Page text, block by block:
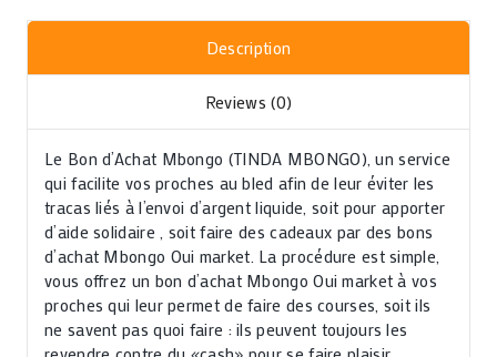
Description
Reviews (0)
Le Bon d’Achat Mbongo (TINDA MBONGO), un service
qui facilite vos proches au bled afin de leur éviter les
tracas liés à l’envoi d’argent liquide, soit pour apporter
d’aide solidaire , soit faire des cadeaux par des bons
d’achat Mbongo Oui market. La procédure est simple,
vous offrez un bon d’achat Mbongo Oui market à vos
proches qui leur permet de faire des courses, soit ils
ne savent pas quoi faire : ils peuvent toujours les